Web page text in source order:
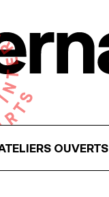
OUVERTS